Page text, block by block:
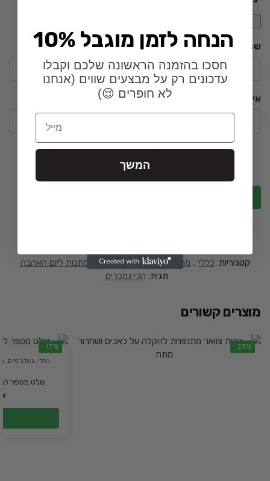
שם
אימייל
שמור בדפדפן זה את השם, האימייל והאתר שלי לפעם הבאה
קטגוריות: כללי , מתנות לאישה ,מתנות לגבר
מתנות ליום האהבה
תגית: הכי נמכרים
מוצרים קשורים
-23%
-17%
כללי, גאדג'טים,
שלט מספר
₪
10% הנחה לזמן מוגבל
חסכו בהזמנה הראשונה שלכם וקבלו
עדכונים רק על מבצעים שווים (אנחנו
לא חופרים 😌)
Email
המשך